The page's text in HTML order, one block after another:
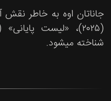
جاناتان اوه به خاطر نقش
شناخته میشود.